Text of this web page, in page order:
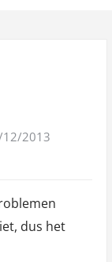
2013
dus het